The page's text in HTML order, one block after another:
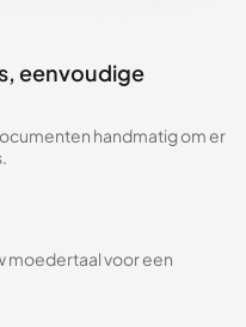
eenvoudige
handmatig om er
moedertaal voor een